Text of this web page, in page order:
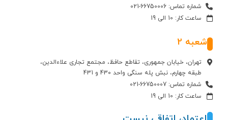
شماره تماس: 66750006-021
ساعت کار: 10 الی 19
شعبه 2
تهران، خیابان جمهوری، تقاطع حافظ، مجتمع تجاری علاءالدین،
طبقه چهارم، نبش پله سنگی واحد 430 و 431
شماره تماس: 66750007-021
ساعت کار: 10 الی 19